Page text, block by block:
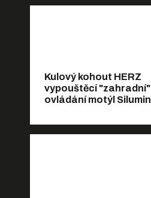
Kulový kohout HERZ
vypouštěcí "zahradní"
ovládání motýl Silumin